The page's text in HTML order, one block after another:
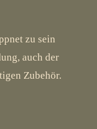
zu sein
auch der
Zubehör.